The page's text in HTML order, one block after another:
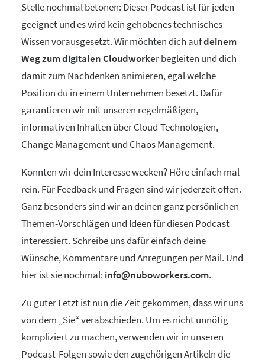
Stelle nochmal betonen: Dieser Podcast ist für jeden
geeignet und es wird kein gehobenes technisches
Wissen vorausgesetzt. Wir möchten dich aufdeinem
Weg zum digitalen Cloudworker begleiten und dich
damit zum Nachdenken animieren, egal welche
Position du in einem Unternehmen besetzt. Dafür
garantieren wir mit unseren regelmäßigen,
informativen Inhalten über Cloud-Technologien,
Change Management und Chaos Management.
Konnten wir dein Interesse wecken? Höre einfach mal
rein. Für Feedback und Fragen sind wir jederzeit offen.
Ganz besonders sind wir an deinen ganz persönlichen
Themen-Vorschlägen und Ideen für diesen Podcast
interessiert. Schreibe uns dafür einfach deine
Wünsche, Kommentare und Anregungen per Mail. Und
hier ist sie nochmal: info@nuboworkers.com.
Zu guter Letzt ist nun die Zeit gekommen, dass wir uns
von dem „Sie“ verabschieden. Um es nicht unnötig
kompliziert zu machen, verwenden wir in unseren
Podcast-Folgen sowie den zugehörigen Artikeln die